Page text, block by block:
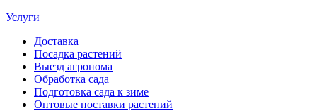
Услуги
Доставка
Посадка растений
Выезд агронома
Обработка сада
Подготовка сада к зиме
Оптовые поставки растений